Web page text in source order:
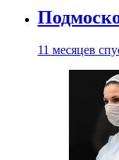
11 месяцев